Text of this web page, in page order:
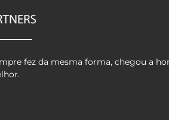
fez da mesma forma, chegou a